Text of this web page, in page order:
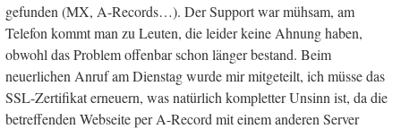
gefunden (MX, A-Records…). Der Support war mühsam, am
Telefon kommt man zu Leuten, die leider keine Ahnung haben,
obwohl das Problem offenbar schon länger bestand. Beim
neuerlichen Anruf am Dienstag wurde mir mitgeteilt, ich müsse das
SSL-Zertifikat erneuern, was natürlich kompletter Unsinn ist, da die
betreffenden Webseite per A-Record mit einem anderen Server